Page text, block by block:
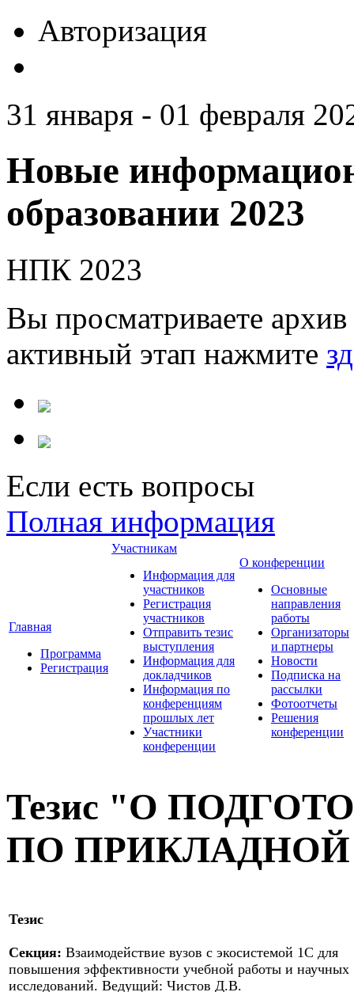
Авторизация
31 января - 01 февраля
Новые
образовании 2023
НПК 2023
Вы просматриваете
активный этап нажмите
Если есть вопросы
Полная информация
Главная
Программа
Регистрация
Участникам
Информация для
участников
Регистрация
участников
Отправить тезис
выступления
Информация для
докладчиков
Информация по
конференциям
прошлых лет
Участники
конференции
О конференции
Основные
направления
работы
Организаторы
и партнеры
Новости
Подписка на
рассылки
Фотоотчеты
Решения
конференции
Тезис "О
ПО ПРИКЛАДНОЙ
Тезис
Секция: Взаимодействие вузов с экосистемой 1С для
повышения эффективности учебной работы и научных
исследований. Ведущий: Чистов Д.В.